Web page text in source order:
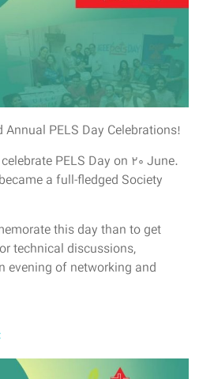
PELS Day Celebrations!
PELS Day on 20 June.
a full-fledged Society
this day than to get
technical discussions,
evening of networking and